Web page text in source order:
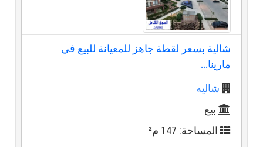
شالية بسعر لقطة جاهز للمعيانة للبيع في
مارينا...
شاليه
بيع
المساحة: 147 م²